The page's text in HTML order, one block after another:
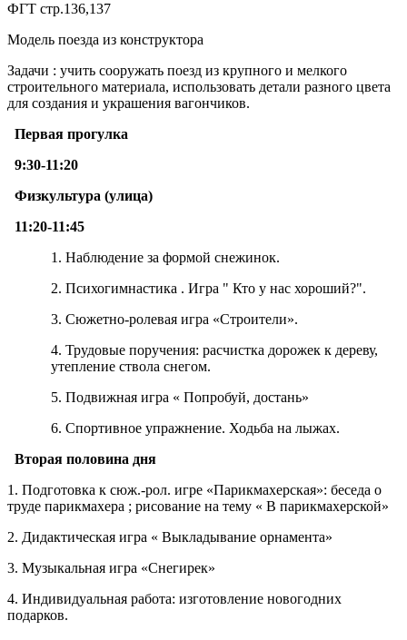
ФГТ стр.136,137
Модель поезда из конструктора
Задачи : учить сооружать поезд из крупного и мелкого
строительного материала, использовать детали разного цвета
для создания и украшения вагончиков.
Первая прогулка
9:30-11:20
Физкультура (улица)
11:20-11:45
1. Наблюдение за формой снежинок.
2. Психогимнастика . Игра " Кто у нас хороший?".
3. Сюжетно-ролевая игра «Строители».
4. Трудовые поручения: расчистка дорожек к дереву,
утепление ствола снегом.
5. Подвижная игра « Попробуй, достань»
6. Спортивное упражнение. Ходьба на лыжах.
Вторая половина дня
1. Подготовка к сюж.-рол. игре «Парикмахерская»: беседа о
труде парикмахера ; рисование на тему « В парикмахерской»
2. Дидактическая игра « Выкладывание орнамента»
3. Музыкальная игра «Снегирек»
4. Индивидуальная работа: изготовление новогодних
подарков.